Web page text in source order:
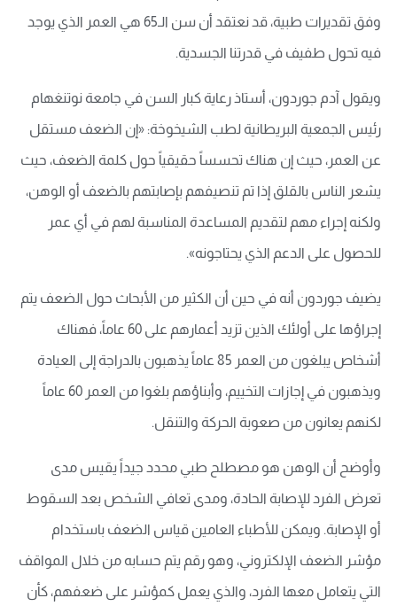
وفق تقديرات طبية، قد نعتقد أن سن الـ65 هي العمر الذي يوجد
فيه تحول طفيف في قدرتنا الجسدية.
ويقول آدم جوردون، أستاذ رعاية كبار السن في جامعة نوتنغهام
رئيس الجمعية البريطانية لطب الشيخوخة: «إن الضعف مستقل
عن العمر، حيث إن هناك تحسساً حقيقياً حول كلمة الضعف، حيث
يشعر الناس بالقلق إذا تم تنصيفهم بإصابتهم بالضعف أو الوهن،
ولكنه إجراء مهم لتقديم المساعدة المناسبة لهم في أي عمر
للحصول على الدعم الذي يحتاجونه».
يضيف جوردون أنه في حين أن الكثير من الأبحاث حول الضعف يتم
إجراؤها على أولئك الذين تزيد أعمارهم على 60 عاماً، فهناك
أشخاص يبلغون من العمر 85 عاماً يذهبون بالدراجة إلى العيادة
ويذهبون في إجازات التخييم، وأبناؤهم بلغوا من العمر 60 عاماً
لكنهم يعانون من صعوبة الحركة والتنقل.
وأوضح أن الوهن هو مصطلح طبي محدد جيداً يقيس مدى
تعرض الفرد للإصابة الحادة، ومدى تعافي الشخص بعد السقوط
أو الإصابة. ويمكن للأطباء العامين قياس الضعف باستخدام
مؤشر الضعف الإلكتروني، وهو رقم يتم حسابه من خلال المواقف
التي يتعامل معها الفرد، والذي يعمل كمؤشر على ضعفهم، كأن